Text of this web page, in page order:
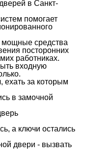
помогает
мощные средства
посторонних
работниках.
входную
ехать за которым
в замочной
а ключи остались